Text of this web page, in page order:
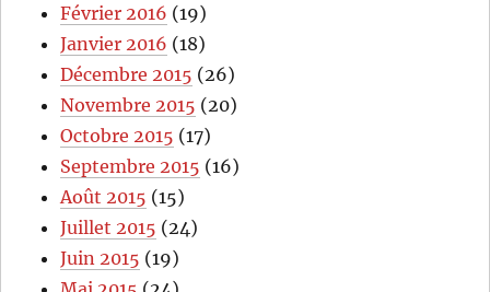
Février 2016 (19)
Janvier 2016 (18)
Décembre 2015 (26)
Novembre 2015 (20)
Octobre 2015 (17)
Septembre 2015 (16)
Août 2015 (15)
Juillet 2015 (24)
Juin 2015 (19)